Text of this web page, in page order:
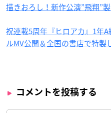
描きおろし！新作公演”飛翔”
祝連載5周年『ヒロアカ』1年
ルMV公開＆全国の書店で特
コメントを投稿する